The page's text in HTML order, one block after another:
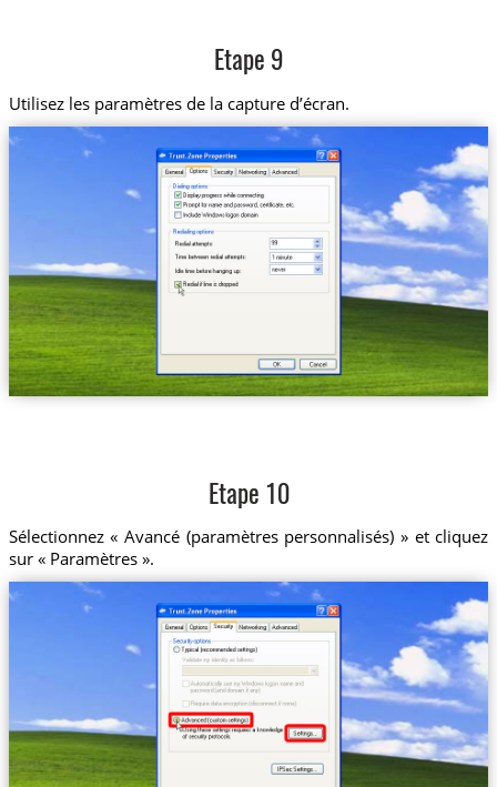
Etape 9
Utilisez les paramètres de la capture d’écran.
Etape 10
Sélectionnez « Avancé (paramètres personnalisés) » et cliquez
sur « Paramètres ».